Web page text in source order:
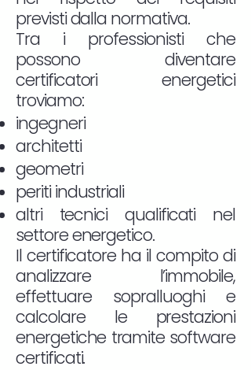
previsti dalla normativa.
Tra i professionisti che
possono diventare
certificatori energetici
troviamo:
ingegneri
architetti
geometri
periti industriali
altri tecnici qualificati nel
settore energetico.
Il certificatore ha il compito di
analizzare l’immobile,
effettuare sopralluoghi e
calcolare le prestazioni
energetiche tramite software
certificati.